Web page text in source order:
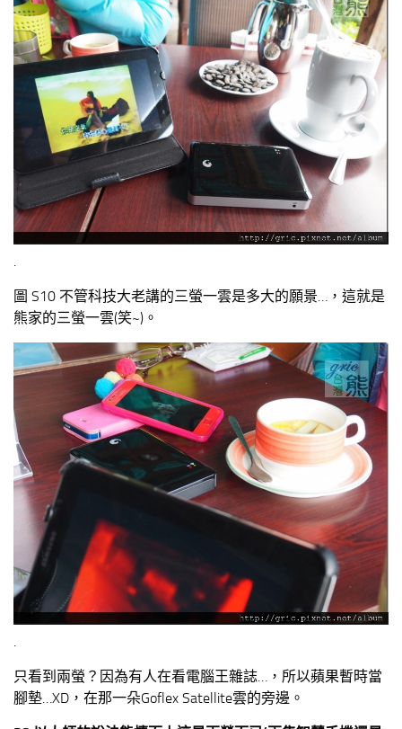
圖 S10 不管科技大老講的三螢一雲是多大的願景…，這就是
熊家的三螢一雲(笑~)。
只看到兩螢？因為有人在看電腦王雜誌…，所以蘋果暫時當
腳墊…XD，在那一朵Goflex Satellite雲的旁邊。